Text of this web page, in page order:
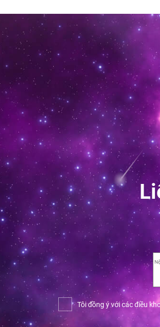
Tôi đồng ý với các điều